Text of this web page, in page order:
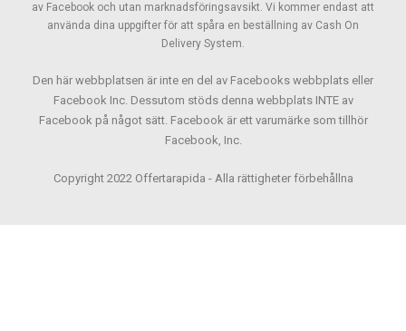
av Facebook och utan marknadsföringsavsikt. Vi kommer endast att
använda dina uppgifter för att spåra en beställning av Cash On
Delivery System.
Den här webbplatsen är inte en del av Facebooks webbplats eller
Facebook Inc. Dessutom stöds denna webbplats INTE av
Facebook på något sätt. Facebook är ett varumärke som tillhör
Facebook, Inc.
Copyright 2022 Offertarapida - Alla rättigheter förbehållna